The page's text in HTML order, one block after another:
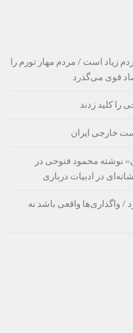
زیاد است / مردم مهار تورم را
قوی می‌گذرد
کلید زدند
خارجی ایران
نوشته محمود فتوحی در
در ادبیات درباری
/ واگذاری‌ها واقعی باشد نه